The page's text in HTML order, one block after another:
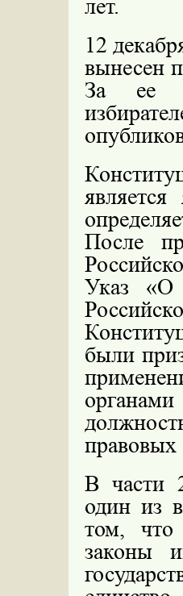
лет.
12
вынесен
За ее
После
Указ «О
были
правовых
В части
один из
том, что
законы